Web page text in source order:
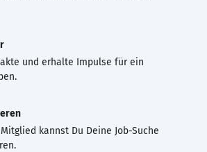
und erhalte Impulse für ein
kannst Du Deine Job-Suche